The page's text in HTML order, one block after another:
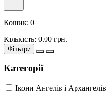
Кошик: 0
Кількість: 0.00 грн.
Фільтри
Категорії
Ікони Ангелів і Архангелів